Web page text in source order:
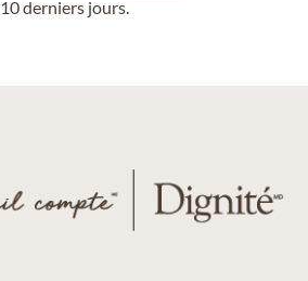
10 derniers jours.